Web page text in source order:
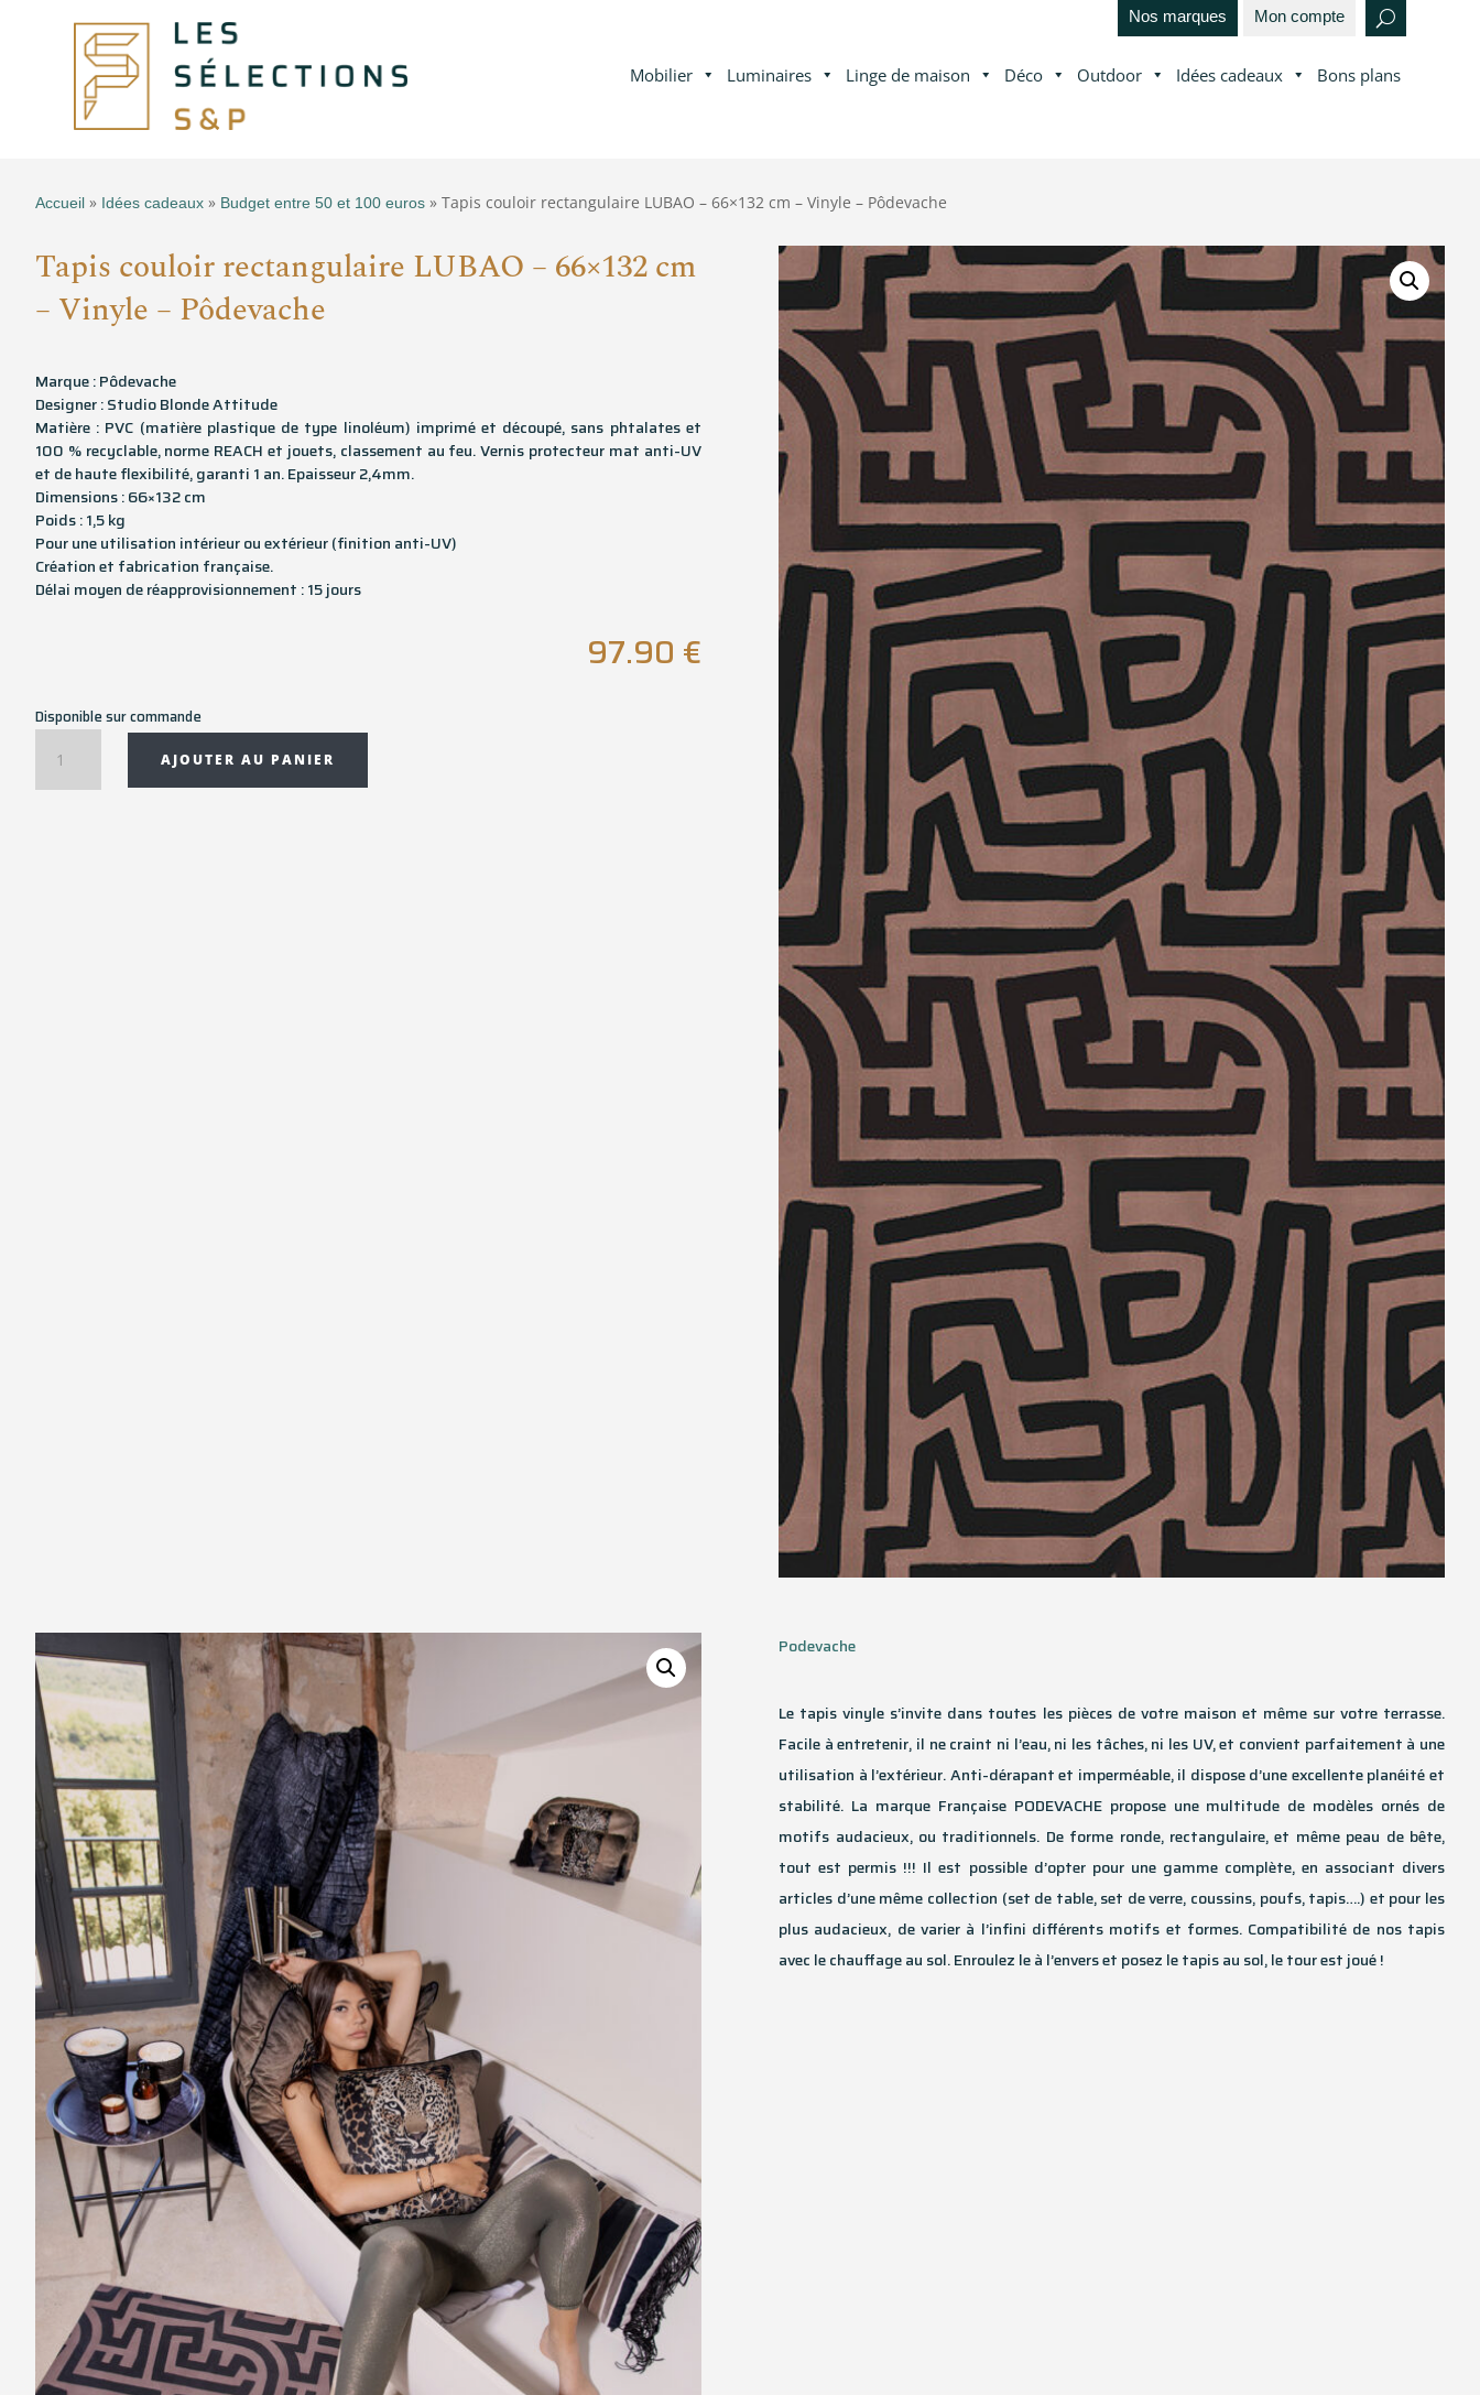
Nos marques Mon compte
Mobilier Luminaires Linge de maison Déco Outdoor Idées cadeaux Bons plans
Accueil » Idées cadeaux » Budget entre 50 et 100 euros » Tapis couloir rectangulaire LUBAO – 66×132 cm – Vinyle – Pôdevache
Tapis couloir rectangulaire LUBAO – 66×132 cm
– Vinyle – Pôdevache
Marque : Pôdevache
Designer : Studio Blonde Attitude
Matière : PVC (matière plastique de type linoléum) imprimé et découpé, sans phtalates et
100 % recyclable, norme REACH et jouets, classement au feu. Vernis protecteur mat anti-UV
et de haute flexibilité, garanti 1 an. Epaisseur 2,4mm.
Dimensions : 66×132 cm
Poids : 1,5 kg
Pour une utilisation intérieur ou extérieur (finition anti-UV)
Création et fabrication française.
Délai moyen de réapprovisionnement : 15 jours
97.90 €
Disponible sur commande
Tapis
AJOUTER AU PANIER
Podevache
Le tapis vinyle s’invite dans toutes les pièces de votre maison et même sur votre terrasse.
Facile à entretenir, il ne craint ni l’eau, ni les tâches, ni les UV, et convient parfaitement à une
utilisation à l’extérieur. Anti-dérapant et imperméable, il dispose d’une excellente planéité et
stabilité. La marque Française PODEVACHE propose une multitude de modèles ornés de
motifs audacieux, ou traditionnels. De forme ronde, rectangulaire, et même peau de bête,
tout est permis !!! Il est possible d’opter pour une gamme complète, en associant divers
articles d’une même collection (set de table, set de verre, coussins, poufs, tapis….) et pour les
plus audacieux, de varier à l’infini différents motifs et formes. Compatibilité de nos tapis
avec le chauffage au sol. Enroulez le à l’envers et posez le tapis au sol, le tour est joué !